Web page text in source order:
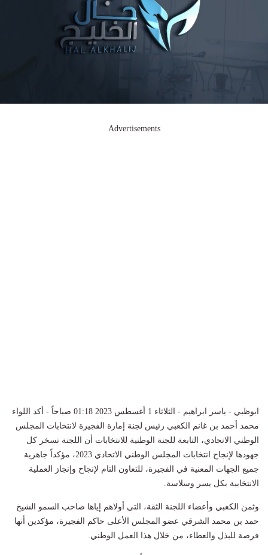
Advertisements
ابوظبي - ياسر ابراهيم - الثلاثاء 1 أغسطس 2023 01:18 صباحاً - أكد اللواء
محمد أحمد بن غانم الكعبي رئيس لجنة إمارة الفجيرة لانتخابات المجلس
الوطني الاتحادي، التابعة للجنة الوطنية للانتخابات أن اللجنة تسخر كل
جهودها لإنجاح انتخابات المجلس الوطني الاتحادي 2023، مؤكداً جاهزية
جميع الجهات المعنية في الفجيرة، للتعاون التام لإنجاح وإنجاز العملية
الانتخابية بكل يسر وسلاسة.
وثمن الكعبي وأعضاء اللجنة الثقة، التي أولاهم إياها صاحب السمو الشيخ
حمد بن محمد الشرقي عضو المجلس الأعلى حاكم الفجيرة، مؤكدين أنها
فرصة للبذل والعطاء، من خلال هذا العمل الوطني.